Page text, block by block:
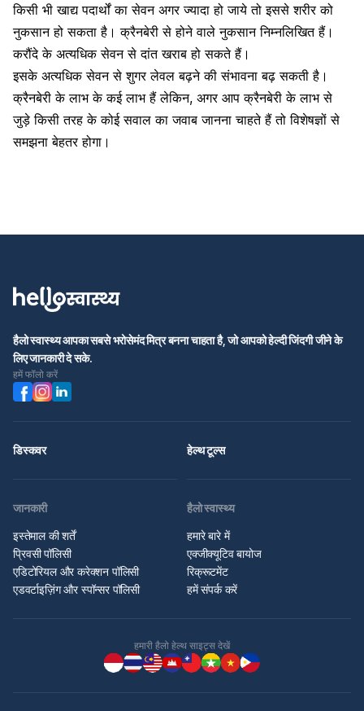
किसी भी खाद्य पदार्थों का सेवन अगर ज्यादा हो जाये तो इससे शरीर को
नुकसान हो सकता है। क्रैनबेरी से होने वाले नुकसान निम्नलिखित हैं।
करौंदे के अत्यधिक सेवन से दांत खराब हो सकते हैं।
इसके अत्यधिक सेवन से शुगर लेवल बढ़ने की संभावना बढ़ सकती है।
क्रैनबेरी के लाभ के कई लाभ हैं लेकिन, अगर आप क्रैनबेरी के लाभ से
जुड़े किसी तरह के कोई सवाल का जवाब जानना चाहते हैं तो विशेषज्ञों से
समझना बेहतर होगा।
हैलो स्वास्थ्य आपका सबसे भरोसेमंद मित्र बनना चाहता है, जो आपको हेल्दी जिंदगी जीने के
लिए जानकारी दे सके.
हमें फॉलो करें
डिस्कवर हेल्थ टूल्स
जानकारी
इस्तेमाल की शर्तें
प्रिवसी पॉलिसी
एडिटोरियल और करेक्शन पॉलिसी
एडवर्टाइज़िंग और स्पॉन्सर पॉलिसी
हैलो स्वास्थ्य
हमारे बारे में
एक्जीक्यूटिव बायोज
रिक्रूटमेंट
हमें संपर्क करें
हमारी हैलो हेल्थ साइट्स देखें